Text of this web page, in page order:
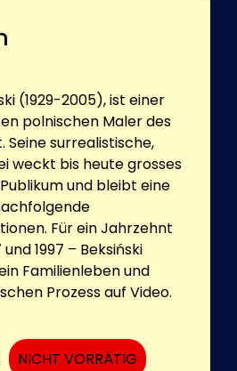
(1929-2005), ist einer
polnischen Maler des
Seine surrealistische,
weckt bis heute grosses
und bleibt eine
Für ein Jahrzehnt
1997 – Beksiński
Familienleben und
Prozess auf Video.
NICHT VORRÄTIG